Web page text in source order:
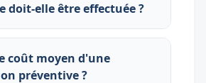
doit-elle être effectuée ?
coût moyen d'une
préventive ?